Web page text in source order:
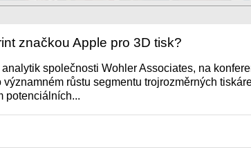
značkou Apple pro 3D tisk?
analytik společnosti Wohler Associates, na
významném růstu segmentu trojrozměrných
potenciálních...